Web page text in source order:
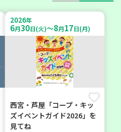
2026年
6月30日(火)～8月17日(月)
西宮・芦屋「コープ・キッ
ズイベントガイド2026」を
見てね